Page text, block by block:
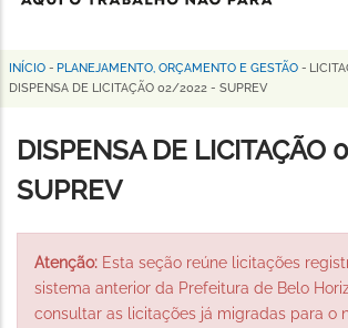
Horizonte
Trilha
navegação
INÍCIO - PLANEJAMENTO, ORÇAMENTO E GESTÃO -
DISPENSA DE LICITAÇÃO 02/2022 - SUPREV
DISPENSA DE LICITAÇÃO
SUPREV
Atenção: Esta seção reúne licitações
sistema anterior da Prefeitura de Belo
consultar as licitações já migradas para o